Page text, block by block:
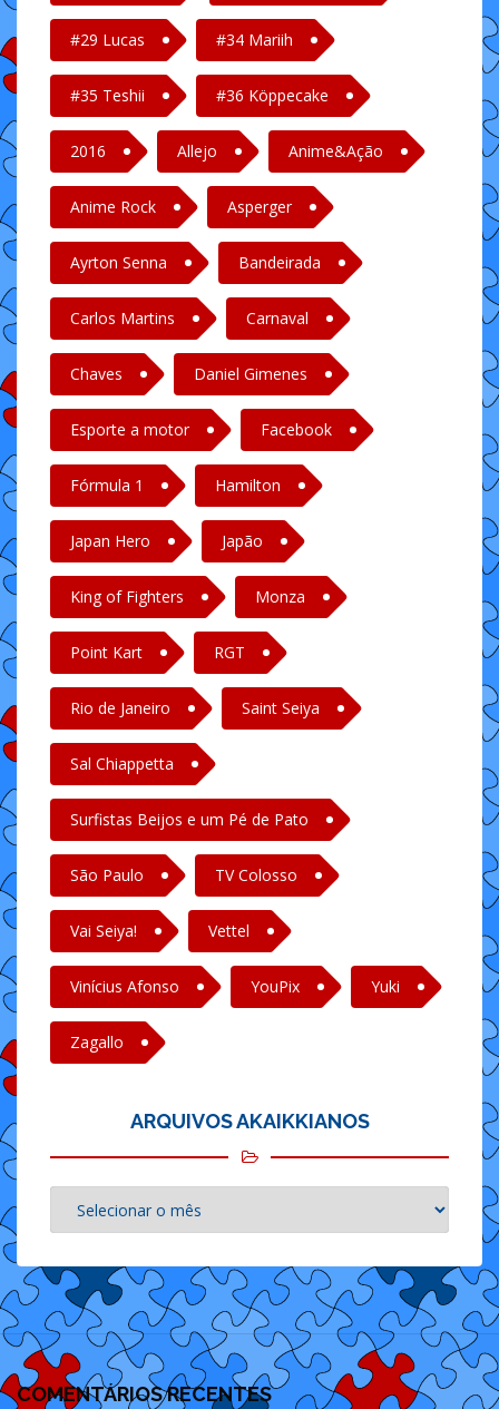
#29 Lucas #34 Mariih
#35 Teshii #36 Köppecake
2016 Allejo Anime&Ação
Anime Rock Asperger
Ayrton Senna Bandeirada
Carlos Martins Carnaval
Chaves Daniel Gimenes
Esporte a motor Facebook
Fórmula 1 Hamilton
Japan Hero Japão
King of Fighters Monza
Point Kart RGT
Rio de Janeiro Saint Seiya
Sal Chiappetta
Surfistas Beijos e um Pé de Pato
São Paulo TV Colosso
Vai Seiya! Vettel
Vinícius Afonso YouPix Yuki
Zagallo
ARQUIVOS AKAIKKIANOS
COMENTÁRIOS RECENTES